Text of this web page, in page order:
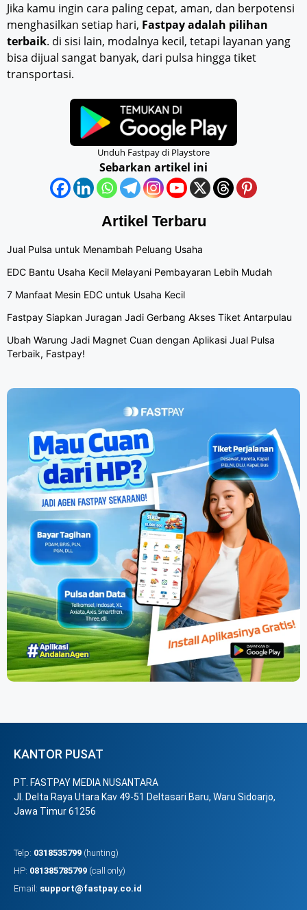
Jika kamu ingin cara paling cepat, aman, dan berpotensi
menghasilkan setiap hari, Fastpay adalah pilihan
terbaik. di sisi lain, modalnya kecil, tetapi layanan yang
bisa dijual sangat banyak, dari pulsa hingga tiket
transportasi.
Unduh Fastpay di Playstore
Sebarkan artikel ini
Artikel Terbaru
Jual Pulsa untuk Menambah Peluang Usaha
EDC Bantu Usaha Kecil Melayani Pembayaran Lebih Mudah
7 Manfaat Mesin EDC untuk Usaha Kecil
Fastpay Siapkan Juragan Jadi Gerbang Akses Tiket Antarpulau
Ubah Warung Jadi Magnet Cuan dengan Aplikasi Jual Pulsa
Terbaik, Fastpay!
KANTOR PUSAT
PT. FASTPAY MEDIA NUSANTARA
Jl. Delta Raya Utara Kav 49-51 Deltasari Baru, Waru Sidoarjo,
Jawa Timur 61256
Telp: 0318535799 (hunting)
HP: 081385785799 (call only)
Email: support@fastpay.co.id